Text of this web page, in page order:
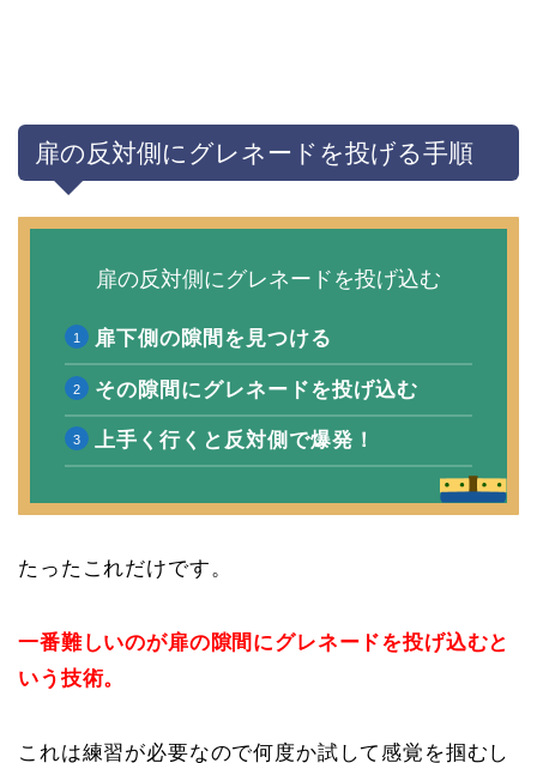
扉の反対側にグレネードを投げる手順
扉の反対側にグレネードを投げ込む
扉下側の隙間を見つける
その隙間にグレネードを投げ込む
上手く行くと反対側で爆発！
たったこれだけです。
一番難しいのが扉の隙間にグレネードを投げ込むと
いう技術。
これは練習が必要なので何度か試して感覚を掴むし